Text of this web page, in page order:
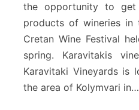
n
i
a
the opportunity to
products of wineries in
Cretan Wine Festival
spring. Karavitakis
Karavitaki Vineyards is
the area of ​​Kolymvari in…